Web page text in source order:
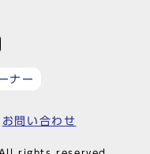
ナー
お問い合わせ